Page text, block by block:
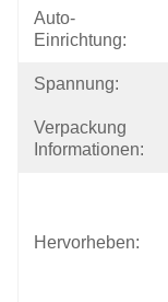
Auto-
Einrichtung:
Spannung:
Verpackung
Informationen:
Hervorheben: